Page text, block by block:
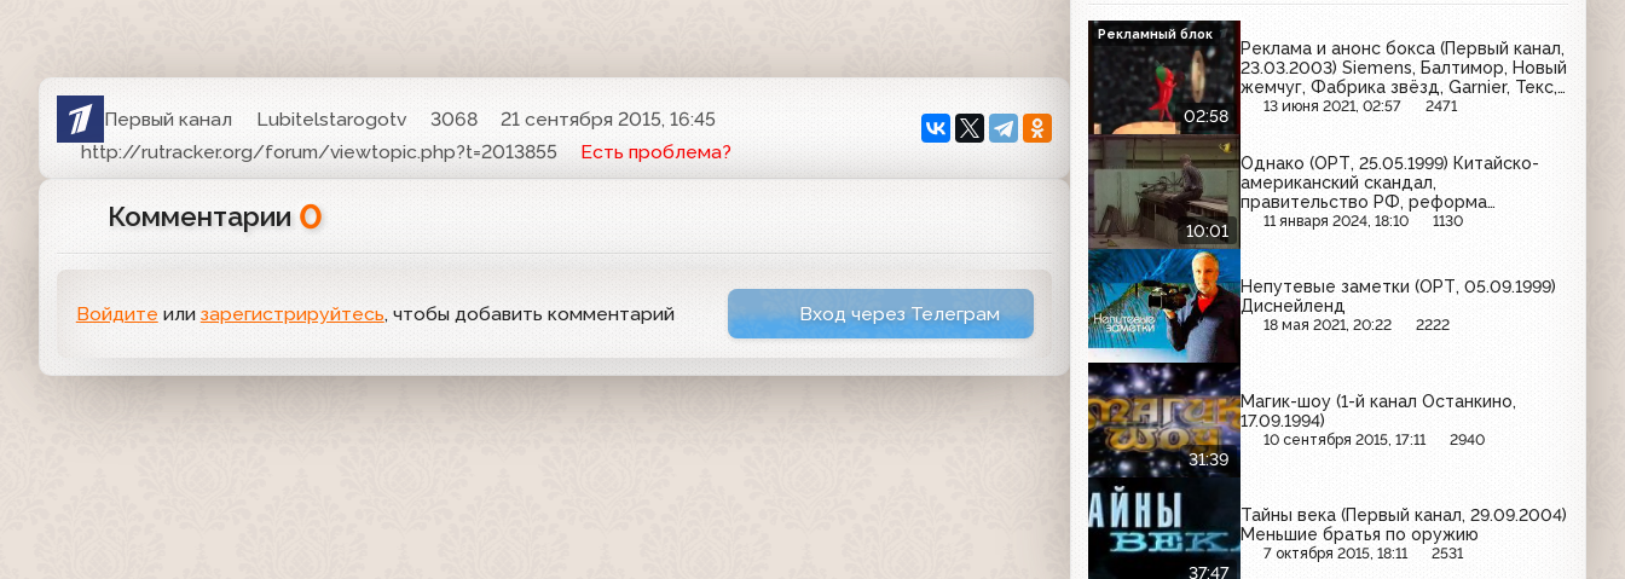
Первый канал Lubitelstarogotv 3068
21 сентября 2015, 16:45
http://rutracker.org/forum/viewtopic.php?t=2013855
Есть проблема?
Комментарии 0
Войдите или зарегистрируйтесь, чтобы добавить комментарий Вход через Телеграм
02:58
Реклама и анонс бокса (Первый канал,
23.03.2003) Siemens, Балтимор, Новый
жемчуг, Фабрика звёзд, Garnier, Текс,
Rich, Kosmostars
13 июня 2021, 02:57 2471
Рекламный блок
10:01
Однако (ОРТ, 25.05.1999) Китайско-
американский скандал,
правительство РФ, реформа
промышленности
11 января 2024, 18:10 1130
Непутевые заметки (ОРТ, 05.09.1999)
Диснейленд
18 мая 2021, 20:22 2222
31:39
Магик-шоу (1-й канал Останкино,
17.09.1994)
10 сентября 2015, 17:11 2940
37:47
Тайны века (Первый канал, 29.09.2004)
Меньшие братья по оружию
7 октября 2015, 18:11 2531